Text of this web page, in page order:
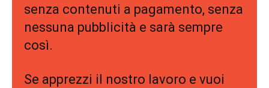
senza contenuti a pagamento, senza
nessuna pubblicità e sarà sempre
così.
Se apprezzi il nostro lavoro e vuoi